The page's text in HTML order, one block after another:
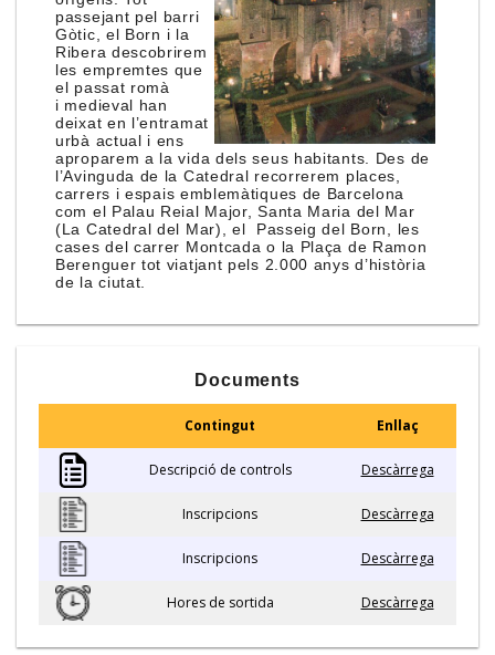
passejant pel barri
Gòtic, el Born i la
Ribera descobrirem
les empremtes que
el passat romà
i medieval han
deixat en l’entramat
urbà actual i ens
aproparem a la vida dels seus habitants. Des de
l’Avinguda de la Catedral recorrerem places,
carrers i espais emblemàtiques de Barcelona
com el Palau Reial Major, Santa Maria del Mar
(La Catedral del Mar), el Passeig del Born, les
cases del carrer Montcada o la Plaça de Ramon
Berenguer tot viatjant pels 2.000 anys d’història
de la ciutat.
Documents
Contingut Enllaç
Descripció de controls Descàrrega
Inscripcions Descàrrega
Inscripcions Descàrrega
Hores de sortida Descàrrega